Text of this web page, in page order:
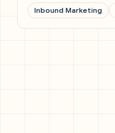
Inbound Marketing